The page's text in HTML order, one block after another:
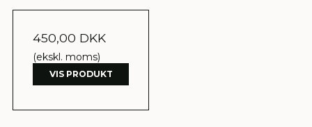
450,00 DKK
(ekskl. moms)
VIS PRODUKT